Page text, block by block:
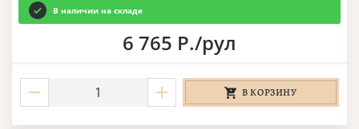
В наличии на складе
6 765 Р./рул
В КОРЗИНУ